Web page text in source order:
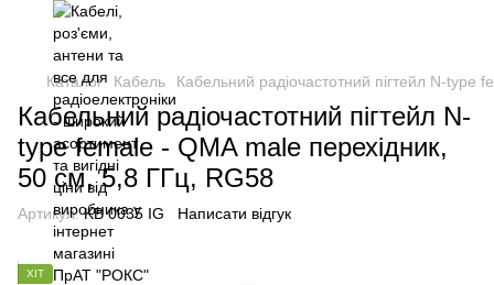
Каталог Кабель Кабельний радіочастотний пігтейл N-
Кабельний радіочастотний пігтейл N-
type female - QMA male перехідник,
50 см, 5,8 ГГц, RG58
Артикул:KB 0035 IG Написати відгук
ХІТ